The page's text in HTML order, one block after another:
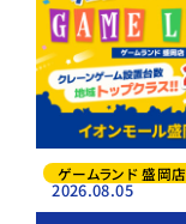
ゲームランド 盛岡店
2026.08.05